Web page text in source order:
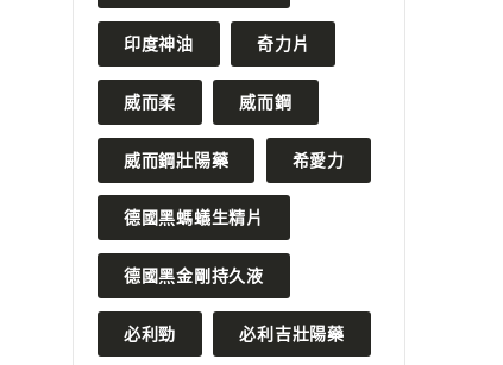
印度神油 奇力片
威而柔 威而鋼
威而鋼壯陽藥 希愛力
德國黑螞蟻生精片
德國黑金剛持久液
必利勁 必利吉壯陽藥